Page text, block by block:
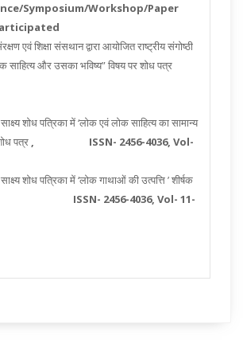
Symposium/Workshop/Paper
एवं शिक्षा संसथान द्वारा आयोजित राष्ट्रीय संगोष्ठी
साहित्य और उसका भविष्य” विषय पर शोध पत्र
शोध पत्रिका में ‘लोक एवं लोक साहित्य का सामान्य
पत्र , ISSN- 2456-4036, Vol-
शोध पत्रिका में ‘लोक गाथाओं की उत्पत्ति ’ शीर्षक
ISSN- 2456-4036, Vol- 11-